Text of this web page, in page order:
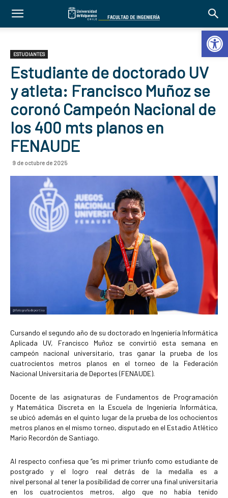
Abrir
ESTUDIANTES
Estudiante de doctorado UV
y atleta: Francisco Muñoz se
coronó Campeón Nacional de
los 400 mts planos en
FENAUDE
9 de octubre de 2025
Cursando el segundo año de su doctorado en Ingeniería Informática
Aplicada UV, Francisco Muñoz se convirtió esta semana en
campeón nacional universitario, tras ganar la prueba de los
cuatrocientos metros planos en el torneo de la Federación
Nacional Universitaria de Deportes (FENAUDE).
Docente de las asignaturas de Fundamentos de Programación
y Matemática Discreta en la Escuela de Ingeniería Informática,
se ubicó además en el quinto lugar de la prueba de los ochocientos
metros planos en el mismo torneo, disputado en el Estadio Atlético
Mario Recordón de Santiago.
Al respecto confiesa que “es mi primer triunfo como estudiante de
postgrado y el logro real detrás de la medalla es a
nivel personal al tener la posibilidad de correr una final universitaria
en los cuatrocientos metros, algo que no había tenido